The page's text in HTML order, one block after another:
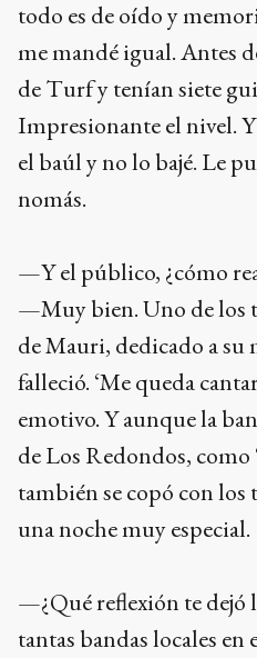
todo es de oído y
me mandé igual. Antes
de Turf y tenían siete
Impresionante el nivel.
el baúl y no lo bajé. Le
nomás.
—Y el público, ¿cómo
—Muy bien. Uno de los
de Mauri, dedicado a su
falleció. ‘Me queda
emotivo. Y aunque la
de Los Redondos, como
también se copó con los
una noche muy especial.
—¿Qué reflexión te dejó
tantas bandas locales en